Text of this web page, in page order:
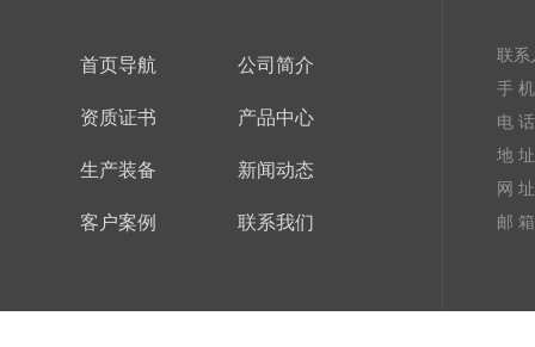
首页导航 公司简介
资质证书 产品中心
生产装备 新闻动态
客户案例 联系我们
联系
手
电
地
网
邮